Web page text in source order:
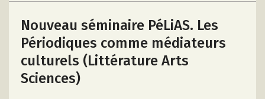
Nouveau séminaire PéLiAS. Les
Périodiques comme médiateurs
culturels (Littérature Arts
Sciences)